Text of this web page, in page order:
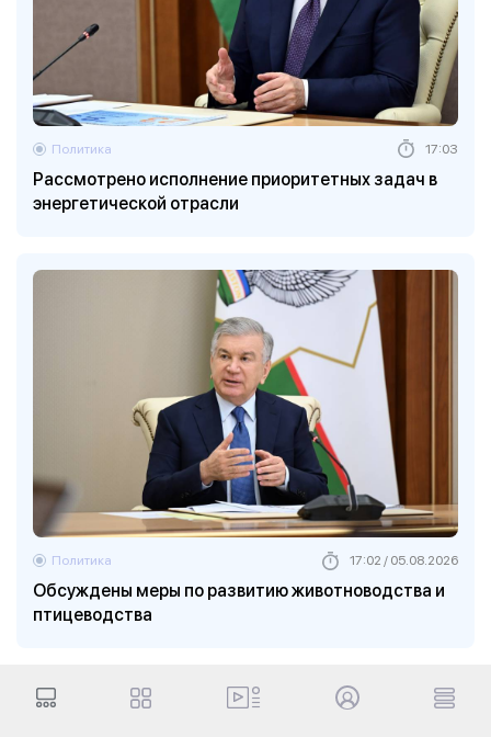
Рассмотрено исполнение приоритетных задач в
энергетической отрасли
Политика 17:03
Обсуждены меры по развитию животноводства и
птицеводства
Политика 17:02 / 05.08.2026